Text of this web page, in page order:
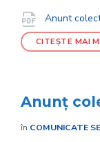
Anunt
CITEȘTE MAI
Anunț
în COMUNICATE